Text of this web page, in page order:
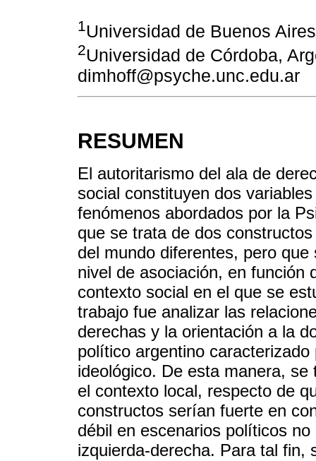
1Universidad de Buenos
2Universidad de Córdoba,
dimhoff@psyche.unc.edu.ar
RESUMEN
El autoritarismo del ala de
social constituyen dos
fenómenos abordados por la
que se trata de dos
del mundo diferentes, pero
nivel de asociación, en función
contexto social en el que se
trabajo fue analizar las
derechas y la orientación a la
político argentino
ideológico. De esta manera,
el contexto local, respecto de
constructos serían fuerte en
débil en escenarios políticos
izquierda-derecha. Para tal fin,